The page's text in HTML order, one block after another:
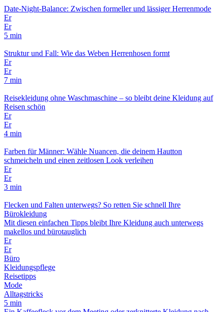
Date-Night-Balance: Zwischen formeller und lässiger Herrenmode
Er
Er
5 min
Struktur und Fall: Wie das Weben Herrenhosen formt
Er
Er
7 min
Reisekleidung ohne Waschmaschine – so bleibt deine Kleidung auf
Reisen schön
Er
Er
4 min
Farben für Männer: Wähle Nuancen, die deinem Hautton
schmeicheln und einen zeitlosen Look verleihen
Er
Er
3 min
Flecken und Falten unterwegs? So retten Sie schnell Ihre
Bürokleidung
Mit diesen einfachen Tipps bleibt Ihre Kleidung auch unterwegs
makellos und bürotauglich
Er
Er
Büro
Kleidungspflege
Reisetipps
Mode
Alltagstricks
5 min